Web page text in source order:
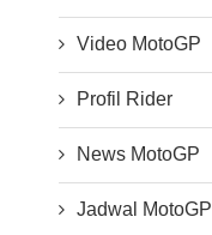
Video MotoGP
Profil Rider
News MotoGP
Jadwal MotoGP